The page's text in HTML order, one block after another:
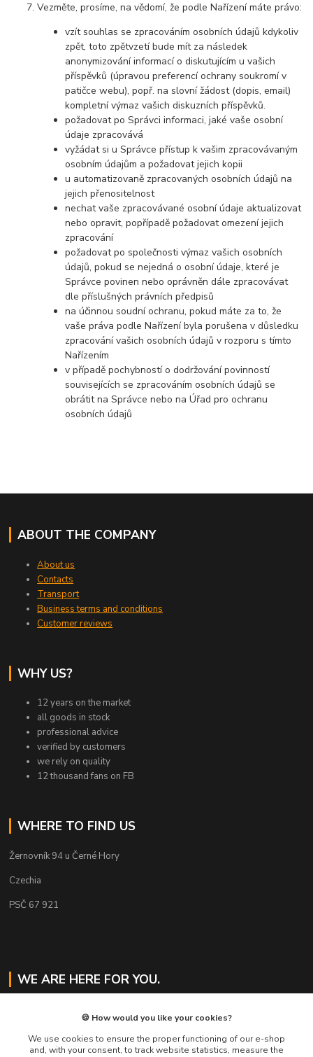
Vezměte, prosíme, na vědomí, že podle Nařízení máte právo:
vzít souhlas se zpracováním osobních údajů kdykoliv
zpět, toto zpětvzetí bude mít za následek
anonymizování informací o diskutujícím u vašich
příspěvků (úpravou preferencí ochrany soukromí v
patičce webu), popř. na slovní žádost (dopis, email)
kompletní výmaz vašich diskuzních příspěvků.
požadovat po Správci informaci, jaké vaše osobní
údaje zpracovává
vyžádat si u Správce přístup k vašim zpracovávaným
osobním údajům a požadovat jejich kopii
u automatizovaně zpracovaných osobních údajů na
jejich přenositelnost
nechat vaše zpracovávané osobní údaje aktualizovat
nebo opravit, popřípadě požadovat omezení jejich
zpracování
požadovat po společnosti výmaz vašich osobních
údajů, pokud se nejedná o osobní údaje, které je
Správce povinen nebo oprávněn dále zpracovávat
dle příslušných právních předpisů
na účinnou soudní ochranu, pokud máte za to, že
vaše práva podle Nařízení byla porušena v důsledku
zpracování vašich osobních údajů v rozporu s tímto
Nařízením
v případě pochybností o dodržování povinností
souvisejících se zpracováním osobních údajů se
obrátit na Správce nebo na Úřad pro ochranu
osobních údajů
ABOUT THE COMPANY
About us
Contacts
Transport
Business terms and conditions
Customer reviews
WHY US?
12 years on the market
all goods in stock
professional advice
verified by customers
we rely on quality
12 thousand fans on FB
WHERE TO FIND US
Žernovník 94 u Černé Hory
Czechia
PSČ 67 921
WE ARE HERE FOR YOU.
+420 724 478 823
Mo-Fr 8am to 4pm
🍪 How would you like your cookies?
We use cookies to ensure the proper functioning of our e-shop
and, with your consent, to track website statistics, measure the